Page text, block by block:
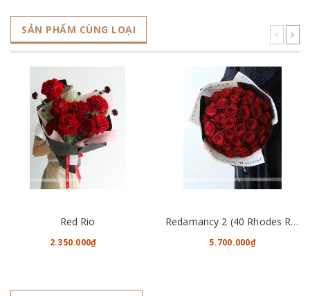
SẢN PHẨM CÙNG LOẠI
Red Rio
2.350.000₫
Redamancy 2 (40 Rhodes Roses)
5.700.000₫